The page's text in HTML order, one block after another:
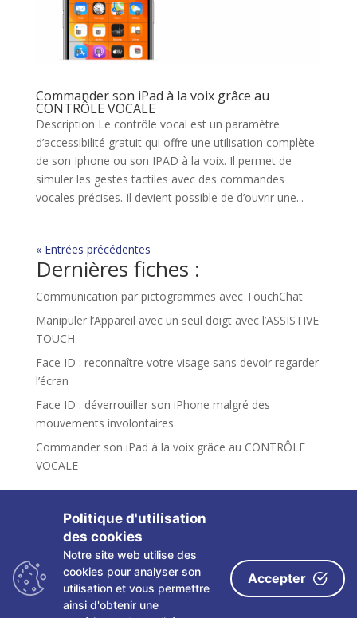
Commander son iPad à la voix grâce au
CONTRÔLE VOCALE
Description Le contrôle vocal est un paramètre
d’accessibilité gratuit qui offre une utilisation complète
de son Iphone ou son IPAD à la voix. Il permet de
simuler les gestes tactiles avec des commandes
vocales précises. Il devient possible de d’ouvrir une...
« Entrées précédentes
Dernières fiches :
Communication par pictogrammes avec TouchChat
Manipuler l’Appareil avec un seul doigt avec l’ASSISTIVE
TOUCH
Face ID : reconnaître votre visage sans devoir regarder
l’écran
Face ID : déverrouiller son iPhone malgré des
mouvements involontaires
Commander son iPad à la voix grâce au CONTRÔLE
VOCALE
Copyright ©2026 Les fiches tactiles du CRETH – Tous
droits réservés
Politique de confidentialité
Politique d'utilisation
des cookies
Notre site web utilise des
cookies pour analyser son
utilisation et vous permettre
ainsi d'obtenir une
Accepter